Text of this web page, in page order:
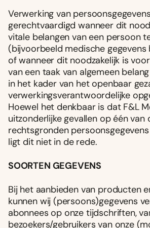
Verwerking van
gerechtvaardigd wanneer dit
vitale belangen van een persoon
(bijvoorbeeld medische gegevens
of wanneer dit noodzakelijk is
van een taak van algemeen
in het kader van het openbaar
verwerkingsverantwoordelijke
Hoewel het denkbaar is dat F&L
uitzonderlijke gevallen op één van
rechtsgronden
ligt dit niet in de rede.
SOORTEN GEGEVENS
Bij het aanbieden van producten
kunnen wij (persoons)gegevens
abonnees op onze tijdschriften,
bezoekers/gebruikers van onze